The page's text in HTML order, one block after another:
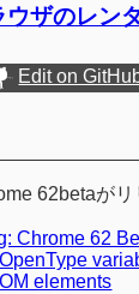
ザのレン
Edit on
62betaがリ
Chrome 62
elements